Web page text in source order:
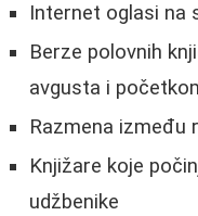
Internet oglasi na
Berze polovnih
avgusta i
Razmena između
Knjižare koje
udžbenike